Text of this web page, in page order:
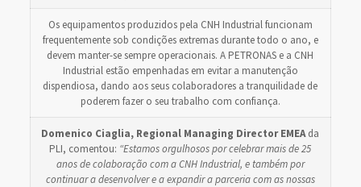
Os equipamentos produzidos pela CNH Industrial funcionam
frequentemente sob condições extremas durante todo o ano, e
devem manter-se sempre operacionais. A PETRONAS e a CNH
Industrial estão empenhadas em evitar a manutenção
dispendiosa, dando aos seus colaboradores a tranquilidade de
poderem fazer o seu trabalho com confiança.
Domenico Ciaglia, Regional Managing Director EMEAda
PLI, comentou: “Estamos orgulhosos por celebrar mais de 25
anos de colaboração com a CNH Industrial, e também por
continuar a desenvolver e a expandir a parceria com as nossas